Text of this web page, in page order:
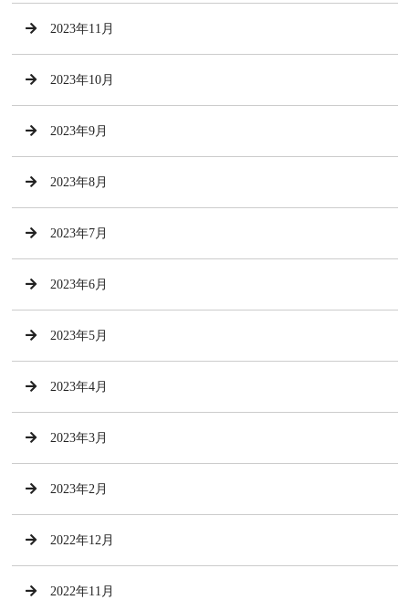
2023年11月
2023年10月
2023年9月
2023年8月
2023年7月
2023年6月
2023年5月
2023年4月
2023年3月
2023年2月
2022年12月
2022年11月